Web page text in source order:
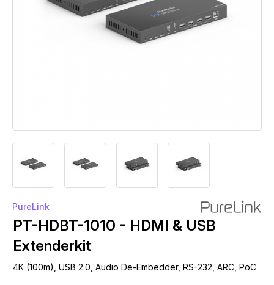
PureLink
PT-HDBT-1010 - HDMI & USB
Extenderkit
4K (100m), USB 2.0, Audio De-Embedder, RS-232, ARC, PoC